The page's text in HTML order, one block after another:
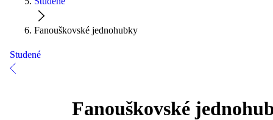
Fanouškovské jednohubky
Studené
Fanouškovské